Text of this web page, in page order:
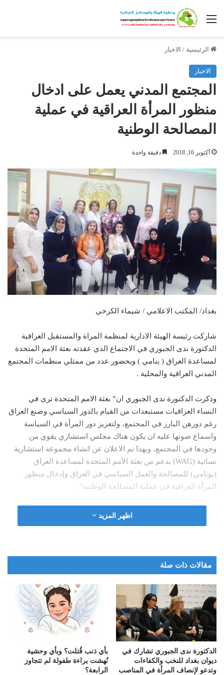
القائمة
الرئيسية / الاخبار
الاخبار
المجتمع المدني يعمل على ادخال
منظور المرأة العراقية في عملية
المصالحة الوطنية
أكتوبر 16, 2018 دقيقة واحدة
بغداد/ المكتب الاعلامي / شيماء الكرخي
شاركت رئيسة الهيئة الادارية لمنظمة المراة والمستقبل العراقية
الدكتورة ندى الجبوري في الاجتماع الذي عقدته بعثة الامم المتحدة
لمساعدة العراق ( ينامي ) وبحضور عدد من ممثلي منظمات المجتمع
المدني العراقية والمحلية .
وذكرت الدكتورة ندى الجبوري ان” بعثة الامم المتحدة ترى في
النساء العراقيات مستبعدات من القيام بالدور السياسي وصنع العراق
رغم دورهن البارز في المجتمع، ولتعزيز دور المرأة في السياسة
واسماع صوتها عليه ان يكون هناك مجلس استشاري يقوي من
وجودها في المجتمع، وبهذا تم الاعلان عن انشاء مجموعة استشارية
نسائية (WAG) بدعم من بعثة الأمم المتحدة لمساعدة العراق
(يونامي) للمصالحة والعمل السياسي في العراق وإدخال منظور
المرأة العراقية في عملية المصالحة الوطنية”.
وبينت الجبوري ان” المجموعة ستعمل كمصدرٍ مستقلٍ للخبرة
والمشورة للممثل الخاص للأمم المتحدة في العراق دعماً لتفويض
الاعتبار أصواتُ النساء العراقيات وشواغلهن وتجاربهن في العمليات
السياسية التي تُشكّل رؤية المصالحة الوطنية، بناءً على مبادئ
التعايش السلمي واحترام التنوع وعدم التمييز”.
واضافت ان” المجموعة ستُرشد الاستشاريةُ النسائيةُ أنشطةَ يونامي
في تنفيذ تفويضها المتمثل في تقديم المشورة والمساعدة لحكومة
العراق من أجل تعزيز الحوار السياسي الشامل والمصالحة الوطنية،
وستعمل بشكلٍ وثيقٍ مع غرفة عمليات المجتمع المدني حيث سيتمُّ
أخذ المشورة من كلٍّ من النساء والرجال بشكلٍ منتظم.
اظهر المزيد
مقالات ذات صلة
الدكتورة ندى الجبوري تشارك في
ديوان بغداد للنخب والكفاءات
وتدعو لإنصاف المرأة في المناصب
بأي ذنب قُتلت؟ وبأي وحشية
نُهشت براءة طفولة لم تتجاوز
الرابعة؟